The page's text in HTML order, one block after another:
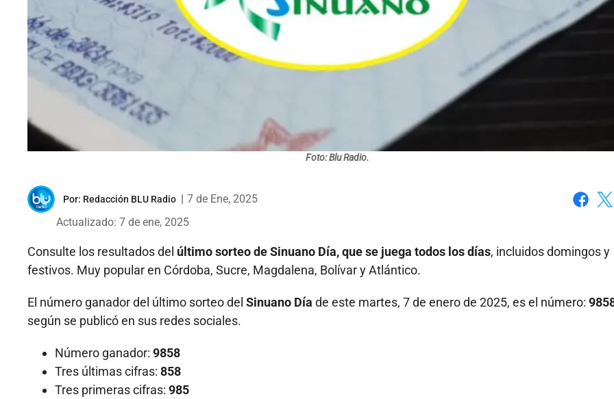
Foto: Blu Radio.
Por: Redacción BLU Radio
7 de Ene, 2025
Actualizado: 7 de ene, 2025
Consulte los resultados del último sorteo de Sinuano Día, que se juega todos los días, incluidos domingos y
festivos. Muy popular en Córdoba, Sucre, Magdalena, Bolívar y Atlántico.
El número ganador del último sorteo del Sinuano Día de este martes, 7 de enero de 2025, es el número:
según se publicó en sus redes sociales.
Número ganador: 9858
Tres últimas cifras: 858
Tres primeras cifras: 985